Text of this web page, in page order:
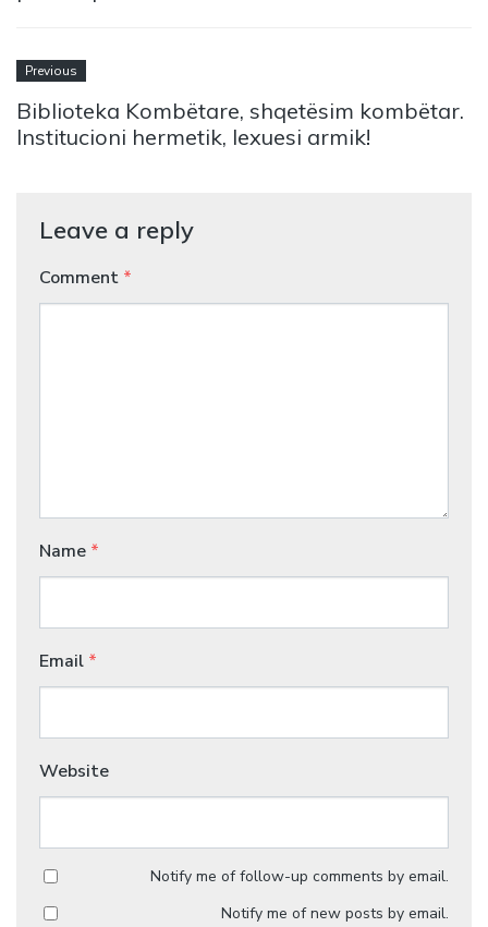
Previous
Biblioteka Kombëtare, shqetësim kombëtar.
Institucioni hermetik, lexuesi armik!
Leave a reply
Comment *
Name *
Email *
Website
Notify me of follow-up comments by email.
Notify me of new posts by email.